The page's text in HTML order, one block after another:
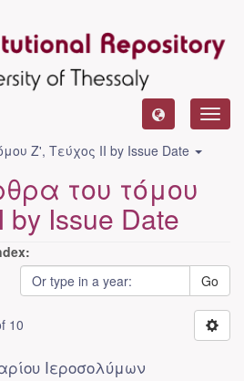
Ζ', Τεύχος ΙΙ by Issue Date
του τόμου
by Issue Date
Go
10
Ιεροσολύμων